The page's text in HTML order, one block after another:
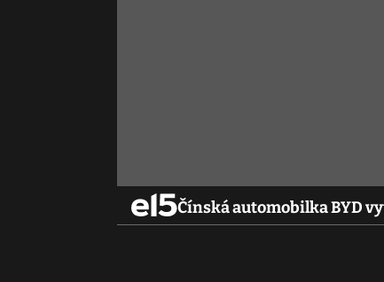
Čínská automobilka BYD